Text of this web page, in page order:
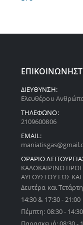
ΔΙΕΥΘΥΝΣΗ:
Ελευθέρου
ΤΗΛΕΦΩΝΟ:
2109600806
EMAIL:
ΩΡΑΡΙΟ
ΚΑΛΟΚΑΙΡΙΝΟ
ΑΥΓΟΥΣΤΟΥ ΕΩΣ
Δευτέρα και
14:30 & 17:30 - 21:00
Πέμπτη: 08:30 -